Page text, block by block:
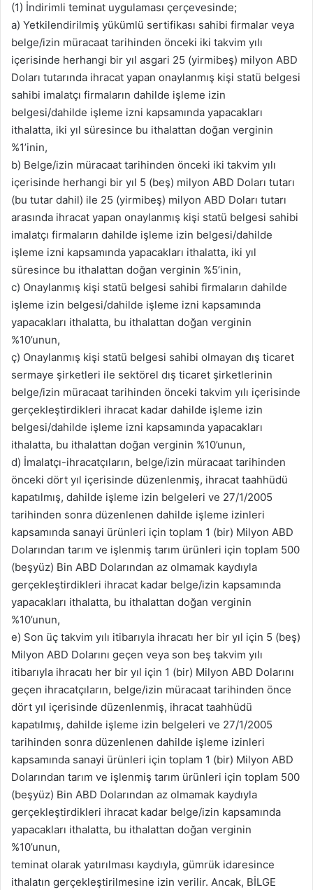
(1) İndirimli teminat uygulaması çerçevesinde;
a) Yetkilendirilmiş yükümlü sertifikası sahibi firmalar veya
belge/izin müracaat tarihinden önceki iki takvim yılı
içerisinde herhangi bir yıl asgari 25 (yirmibeş) milyon ABD
Doları tutarında ihracat yapan onaylanmış kişi statü belgesi
sahibi imalatçı firmaların dahilde işleme izin
belgesi/dahilde işleme izni kapsamında yapacakları
ithalatta, iki yıl süresince bu ithalattan doğan verginin
%1’inin,
b) Belge/izin müracaat tarihinden önceki iki takvim yılı
içerisinde herhangi bir yıl 5 (beş) milyon ABD Doları tutarı
(bu tutar dahil) ile 25 (yirmibeş) milyon ABD Doları tutarı
arasında ihracat yapan onaylanmış kişi statü belgesi sahibi
imalatçı firmaların dahilde işleme izin belgesi/dahilde
işleme izni kapsamında yapacakları ithalatta, iki yıl
süresince bu ithalattan doğan verginin %5’inin,
c) Onaylanmış kişi statü belgesi sahibi firmaların dahilde
işleme izin belgesi/dahilde işleme izni kapsamında
yapacakları ithalatta, bu ithalattan doğan verginin
%10’unun,
ç) Onaylanmış kişi statü belgesi sahibi olmayan dış ticaret
sermaye şirketleri ile sektörel dış ticaret şirketlerinin
belge/izin müracaat tarihinden önceki takvim yılı içerisinde
gerçekleştirdikleri ihracat kadar dahilde işleme izin
belgesi/dahilde işleme izni kapsamında yapacakları
ithalatta, bu ithalattan doğan verginin %10’unun,
d) İmalatçı-ihracatçıların, belge/izin müracaat tarihinden
önceki dört yıl içerisinde düzenlenmiş, ihracat taahhüdü
kapatılmış, dahilde işleme izin belgeleri ve 27/1/2005
tarihinden sonra düzenlenen dahilde işleme izinleri
kapsamında sanayi ürünleri için toplam 1 (bir) Milyon ABD
Dolarından tarım ve işlenmiş tarım ürünleri için toplam 500
(beşyüz) Bin ABD Dolarından az olmamak kaydıyla
gerçekleştirdikleri ihracat kadar belge/izin kapsamında
yapacakları ithalatta, bu ithalattan doğan verginin
%10’unun,
e) Son üç takvim yılı itibarıyla ihracatı her bir yıl için 5 (beş)
Milyon ABD Dolarını geçen veya son beş takvim yılı
itibarıyla ihracatı her bir yıl için 1 (bir) Milyon ABD Dolarını
geçen ihracatçıların, belge/izin müracaat tarihinden önce
dört yıl içerisinde düzenlenmiş, ihracat taahhüdü
kapatılmış, dahilde işleme izin belgeleri ve 27/1/2005
tarihinden sonra düzenlenen dahilde işleme izinleri
kapsamında sanayi ürünleri için toplam 1 (bir) Milyon ABD
Dolarından tarım ve işlenmiş tarım ürünleri için toplam 500
(beşyüz) Bin ABD Dolarından az olmamak kaydıyla
gerçekleştirdikleri ihracat kadar belge/izin kapsamında
yapacakları ithalatta, bu ithalattan doğan verginin
%10’unun,
teminat olarak yatırılması kaydıyla, gümrük idaresince
ithalatın gerçekleştirilmesine izin verilir. Ancak, BİLGE